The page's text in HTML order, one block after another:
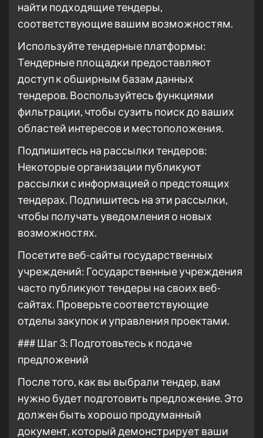
найти подходящие тендеры,
соответствующие вашим возможностям.
Используйте тендерные платформы:
Тендерные площадки предоставляют
доступ к обширным базам данных
тендеров. Воспользуйтесь функциями
фильтрации, чтобы сузить поиск до ваших
областей интересов и местоположения.
Подпишитесь на рассылки тендеров:
Некоторые организации публикуют
рассылки с информацией о предстоящих
тендерах. Подпишитесь на эти рассылки,
чтобы получать уведомления о новых
возможностях.
Посетите веб-сайты государственных
учреждений: Государственные учреждения
часто публикуют тендеры на своих веб-
сайтах. Проверьте соответствующие
отделы закупок и управления проектами.
### Шаг 3: Подготовьтесь к подаче
предложений
После того, как вы выбрали тендер, вам
нужно будет подготовить предложение. Это
должен быть хорошо продуманный
документ, который демонстрирует ваши